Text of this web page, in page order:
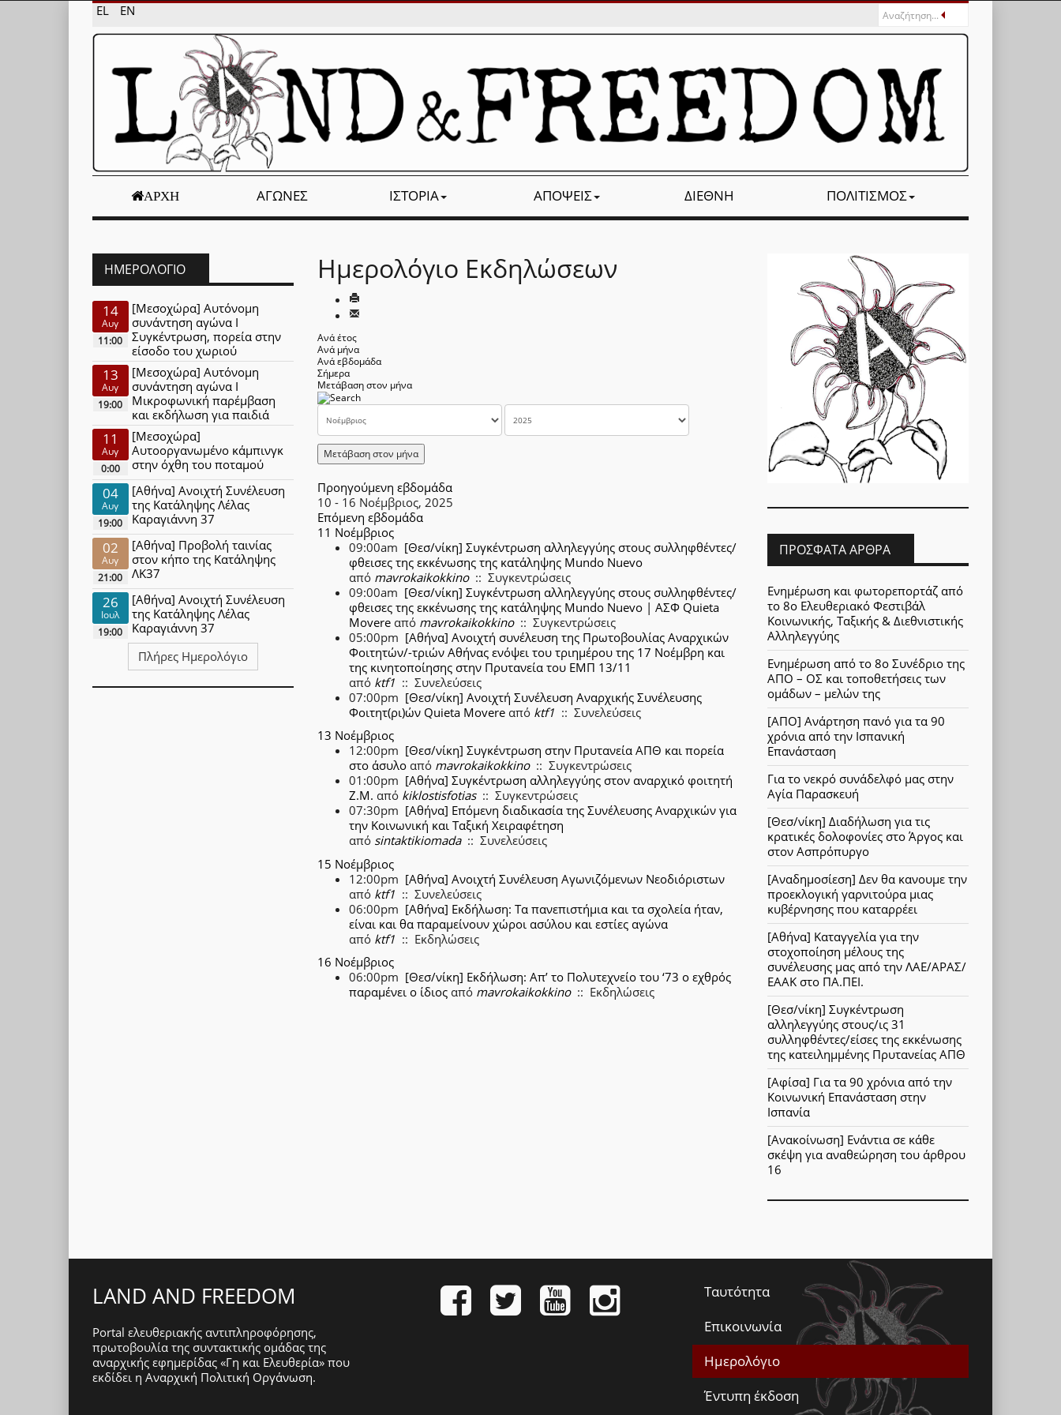
EL EN
ΑΡΧΉ ΑΓΏΝΕΣ ΙΣΤΟΡΊΑ ΑΠΌΨΕΙΣ ΔΙΕΘΝΉ ΠΟΛΙΤΙΣΜΌΣ
Ημερολόγιο Εκδηλώσεων
Ανά έτος
Ανά μήνα
Ανά εβδομάδα
Σήμερα
Μετάβαση στον μήνα
Μετάβαση στον μήνα
Προηγούμενη εβδομάδα
10 - 16 Νοέμβριος, 2025
Επόμενη εβδομάδα
11 Νοέμβριος
09:00am [Θεσ/νίκη] Συγκέντρωση αλληλεγγύης στους συλληφθέντες/
φθεισες της εκκένωσης της κατάληψης Mundo Nuevo
από mavrokaikokkino:: Συγκεντρώσεις
09:00am [Θεσ/νίκη] Συγκέντρωση αλληλεγγύης στους συλληφθέντες/
φθεισες της εκκένωσης της κατάληψης Mundo Nuevo | ΑΣΦ Quieta
Movere από mavrokaikokkino:: Συγκεντρώσεις
05:00pm [Αθήνα] Ανοιχτή συνέλευση της Πρωτοβουλίας Αναρχικών
Φοιτητών/-τριών Αθήνας ενόψει του τριημέρου της 17 Νοέμβρη και
της κινητοποίησης στην Πρυτανεία του ΕΜΠ 13/11
από ktf1 :: Συνελεύσεις
07:00pm [Θεσ/νίκη] Ανοιχτή Συνέλευση Αναρχικής Συνέλευσης
Φοιτητ(ρι)ών Quieta Movere από ktf1 :: Συνελεύσεις
13 Νοέμβριος
12:00pm [Θεσ/νίκη] Συγκέντρωση στην Πρυτανεία ΑΠΘ και πορεία
στο άσυλο από mavrokaikokkino:: Συγκεντρώσεις
01:00pm [Αθήνα] Συγκέντρωση αλληλεγγύης στον αναρχικό φοιτητή
Ζ.Μ. από kiklostisfotias:: Συγκεντρώσεις
07:30pm [Αθήνα] Επόμενη διαδικασία της Συνέλευσης Αναρχικών για
την Κοινωνική και Ταξική Χειραφέτηση
από sintaktikiomada:: Συνελεύσεις
15 Νοέμβριος
12:00pm [Αθήνα] Ανοιχτή Συνέλευση Αγωνιζόμενων Νεοδιόριστων
από ktf1 :: Συνελεύσεις
06:00pm [Αθήνα] Εκδήλωση: Τα πανεπιστήμια και τα σχολεία ήταν,
είναι και θα παραμείνουν χώροι ασύλου και εστίες αγώνα
από ktf1 :: Εκδηλώσεις
16 Νοέμβριος
06:00pm [Θεσ/νίκη] Εκδήλωση: Απ’ το Πολυτεχνείο του ‘73 ο εχθρός
παραμένει ο ίδιος από mavrokaikokkino:: Εκδηλώσεις
ΗΜΕΡΟΛΌΓΙΟ
14
Αυγ
11:00
[Μεσοχώρα] Αυτόνομη
συνάντηση αγώνα Ι
Συγκέντρωση, πορεία στην
είσοδο του χωριού
13
Αυγ
19:00
[Μεσοχώρα] Αυτόνομη
συνάντηση αγώνα Ι
Μικροφωνική παρέμβαση
και εκδήλωση για παιδιά
11
Αυγ
0:00
[Μεσοχώρα]
Αυτοοργανωμένο κάμπινγκ
στην όχθη του ποταμού
04
Αυγ
19:00
[Αθήνα] Ανοιχτή Συνέλευση
της Κατάληψης Λέλας
Καραγιάννη 37
02
Αυγ
21:00
[Αθήνα] Προβολή ταινίας
στον κήπο της Κατάληψης
ΛΚ37
26
Ιουλ
19:00
[Αθήνα] Ανοιχτή Συνέλευση
της Κατάληψης Λέλας
Καραγιάννη 37
Πλήρες Ημερολόγιο
ΠΡΌΣΦΑΤΑ ΆΡΘΡΑ
Ενημέρωση και φωτορεπορτάζ από
το 8ο Ελευθεριακό Φεστιβάλ
Κοινωνικής, Ταξικής & Διεθνιστικής
Αλληλεγγύης
Ενημέρωση από το 8ο Συνέδριο της
ΑΠΟ – ΟΣ και τοποθετήσεις των
ομάδων – μελών της
[ΑΠΟ] Ανάρτηση πανό για τα 90
χρόνια από την Ισπανική
Επανάσταση
Για το νεκρό συνάδελφό μας στην
Αγία Παρασκευή
[Θεσ/νίκη] Διαδήλωση για τις
κρατικές δολοφονίες στο Άργος και
στον Ασπρόπυργο
[Αναδημοσίεση] Δεν θα κανουμε την
προεκλογική γαρνιτούρα μιας
κυβέρνησης που καταρρέει
[Αθήνα] Καταγγελία για την
στοχοποίηση μέλους της
συνέλευσης μας από την ΛΑΕ/ΑΡΑΣ/
ΕΑΑΚ στο ΠΑ.ΠΕΙ.
[Θεσ/νίκη] Συγκέντρωση
αλληλεγγύης στους/ις 31
συλληφθέντες/είσες της εκκένωσης
της κατειλημμένης Πρυτανείας ΑΠΘ
[Αφίσα] Για τα 90 χρόνια από την
Κοινωνική Επανάσταση στην
Ισπανία
[Ανακοίνωση] Ενάντια σε κάθε
σκέψη για αναθεώρηση του άρθρου
16
LAND AND FREEDOM
Portal ελευθεριακής αντιπληροφόρησης,
πρωτοβουλία της συντακτικής ομάδας της
αναρχικής εφημερίδας «Γη και Ελευθερία» που
εκδίδει η Αναρχική Πολιτική Οργάνωση.
Ταυτότητα
Επικοινωνία
Ημερολόγιο
Έντυπη έκδοση